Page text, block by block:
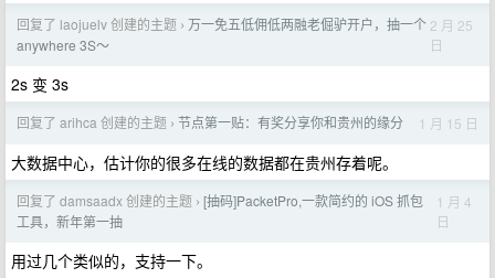
回复了 laojuelv 创建的主题 › 万一免五低佣低两融老倔驴开户，抽一个
anywhere 3S～
2 月 25
日
2s 变 3s
回复了 arihca 创建的主题 › 节点第一贴：有奖分享你和贵州的缘分 1 月 15 日
大数据中心，估计你的很多在线的数据都在贵州存着呢。
回复了 damsaadx 创建的主题 › [抽码]PacketPro,一款简约的 iOS 抓包
工具，新年第一抽
1 月 4
日
用过几个类似的，支持一下。